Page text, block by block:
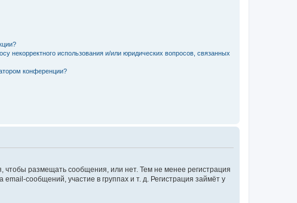
некорректного использования и/или юридических вопросов, связанных
конференции?
чтобы размещать сообщения, или нет. Тем не менее регистрация
сообщений, участие в группах и т. д. Регистрация займёт у